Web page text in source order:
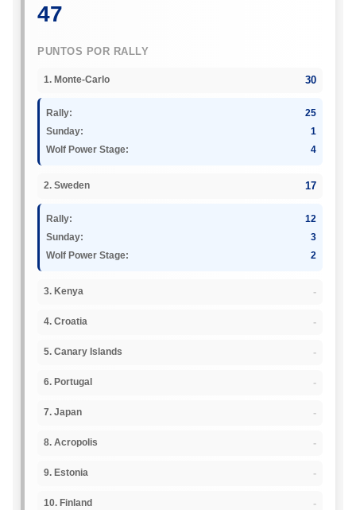
47
PUNTOS POR RALLY
1. Monte-Carlo 30
Rally:
25
Sunday:
1
Wolf Power Stage:
4
2. Sweden 17
Rally:
12
Sunday:
3
Wolf Power Stage:
2
3. Kenya -
4. Croatia -
5. Canary Islands -
6. Portugal -
7. Japan -
8. Acropolis -
9. Estonia -
10. Finland -